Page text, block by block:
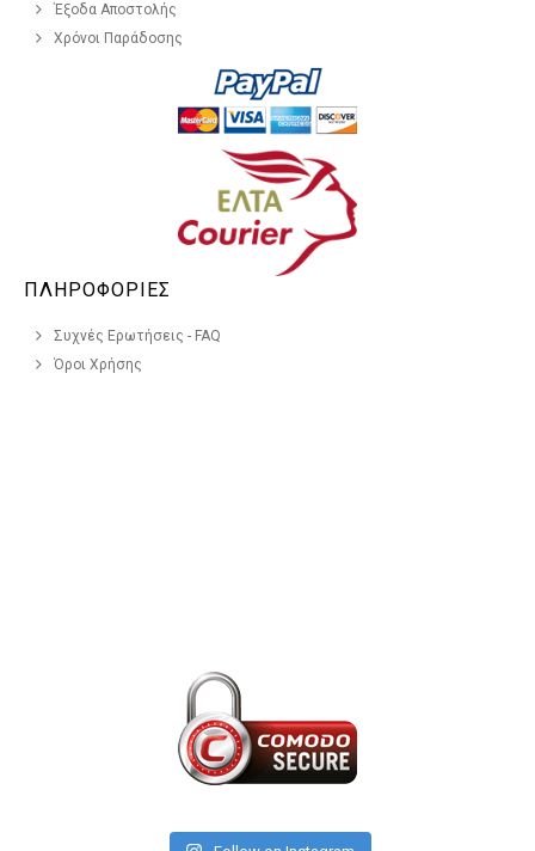
Έξοδα Αποστολής
Χρόνοι Παράδοσης
ΠΛΗΡΟΦΟΡΙΕΣ
Συχνές Ερωτήσεις - FAQ
Όροι Χρήσης